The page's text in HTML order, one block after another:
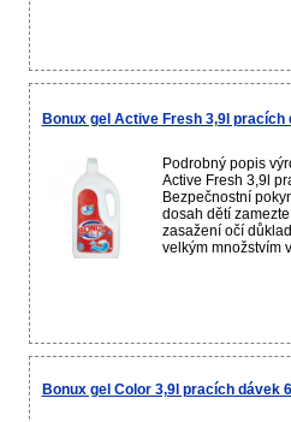
Bonux gel Active Fresh 3,9l pracích
Podrobný popis
Active Fresh 3,9l
Bezpečnostní
dosah dětí
zasažení očí
velkým množstvím
Bonux gel Color 3,9l pracích dávek